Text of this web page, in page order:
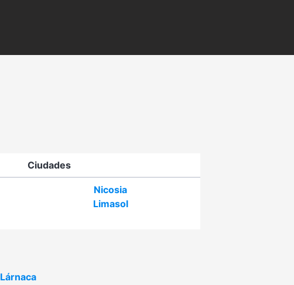
Ciudades
Nicosia
Limasol
Lárnaca